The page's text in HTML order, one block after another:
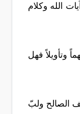
الله وكلام
وتأويلاً فهل
الصالح ولبّ